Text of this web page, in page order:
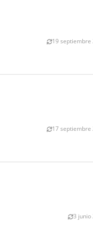
19 septiembre
17 septiembre
3 junio